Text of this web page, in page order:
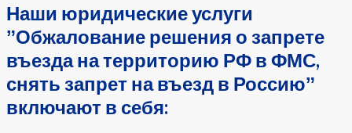
Наши юридические услуги
ˮОбжалование решения о запрете
въезда на территорию РФ в ФМС,
снять запрет на въезд в Россиюˮ
включают в себя: